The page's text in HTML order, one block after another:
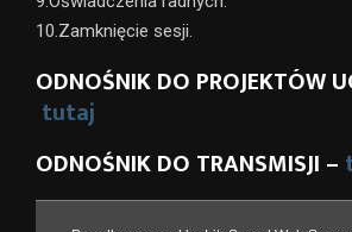
10.Zamknięcie sesji.
ODNOŚNIK DO PROJEKTÓW
tutaj
ODNOŚNIK DO TRANSMISJI –